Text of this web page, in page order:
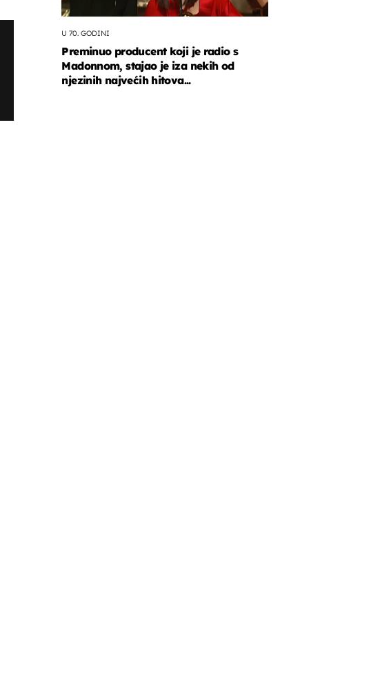
U 70. GODINI
Preminuo producent koji je radio s
Madonnom, stajao je iza nekih od
njezinih najvećih hitova...